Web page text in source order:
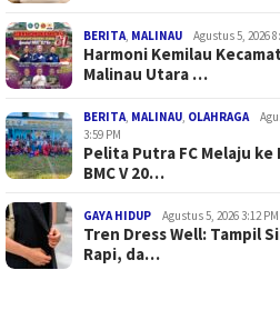
BERITA MALINAU Agustus 5, 2026
Harmoni Kemilau
Malinau Utara …
BERITA MALINAU OLAHRAGA
3:59 PM
Pelita Putra FC Melaju ke
BMC V 20…
GAYA HIDUP Agustus 5, 2026 3:12 PM
Tren Dress Well: Tampil
Rapi, da…